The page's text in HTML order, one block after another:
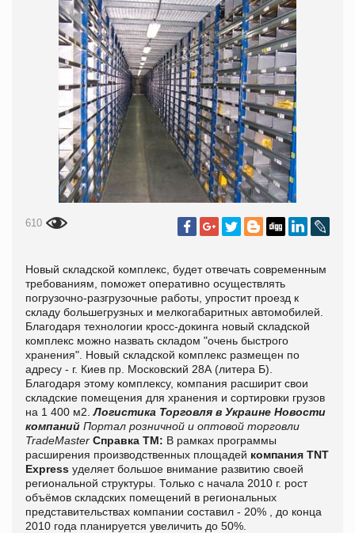
610
Новый складской комплекс, будет отвечать современным
требованиям, поможет оперативно осуществлять
погрузочно-разгрузочные работы, упростит проезд к
складу большегрузных и мелкогабаритных автомобилей.
Благодаря технологии кросс-докинга новый складской
комплекс можно назвать складом "очень быстрого
хранения". Новый складской комплекс размещен по
адресу - г. Киев пр. Московский 28А (литера Б).
Благодаря этому комплексу, компания расширит свои
складские помещения для хранения и сортировки грузов
на 1 400 м2.Логистика Торговля в Украине Новости
компаний Портал розничной и оптовой торговли
TradeMaster Справка ТМ: В рамках программы
расширения производственных площадей компания TNT
Express уделяет большое внимание развитию своей
региональной структуры. Только с начала 2010 г. рост
объёмов складских помещений в региональных
представительствах компании составил - 20% , до конца
2010 года планируется увеличить до 50%.